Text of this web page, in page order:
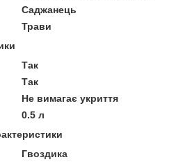
Саджанець
Трави
Так
Так
Не вимагає укриття
0.5 л
Гвоздика